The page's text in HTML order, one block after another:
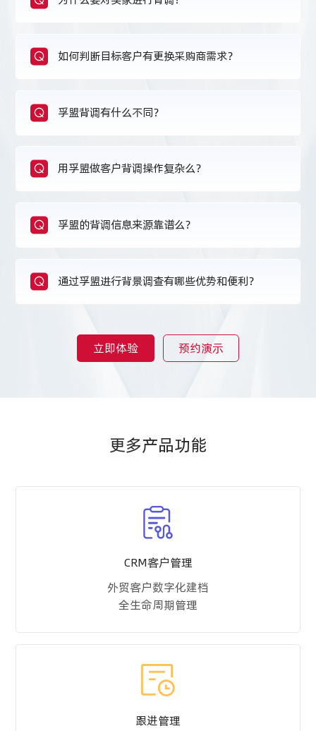
Q 如何判断目标客户有更换采购商需求？
Q 孚盟背调有什么不同？
Q 用孚盟做客户背调操作复杂么？
Q 孚盟的背调信息来源靠谱么？
Q 通过孚盟进行背景调查有哪些优势和便利？
立即体验 预约演示
更多产品功能
CRM客户管理
外贸客户数字化建档
全生命周期管理
跟进管理